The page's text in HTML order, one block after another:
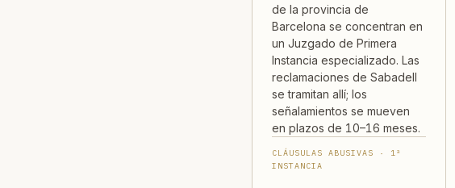
de la provincia de
Barcelona se concentran en
un Juzgado de Primera
Instancia especializado. Las
reclamaciones de Sabadell
se tramitan allí; los
señalamientos se mueven
en plazos de 10–16 meses.
CLÁUSULAS ABUSIVAS · 1ª
INSTANCIA